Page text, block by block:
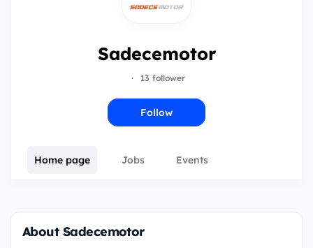
Sadecemotor
· 13 follower
Follow
Home page Jobs Events
About Sadecemotor